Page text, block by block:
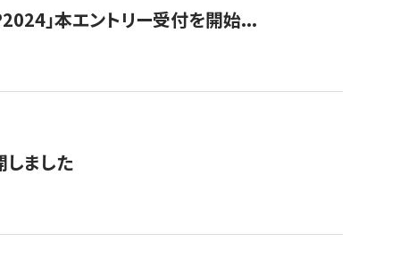
」本エントリー受付を開始...
しました